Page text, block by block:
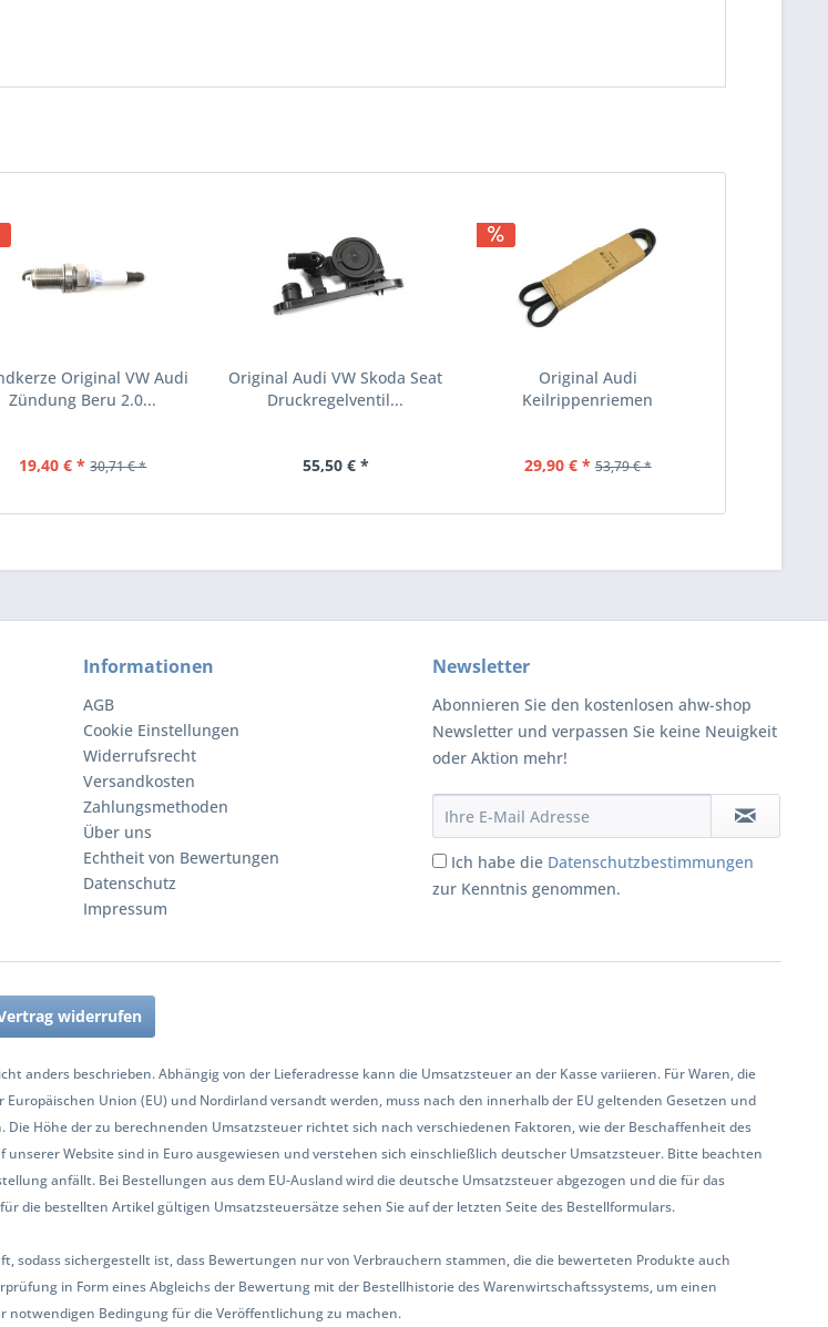
Original VW Audi
Zündung Beru 2.0...
19,40 € * 30,71 € *
Original Audi VW Skoda Seat
Druckregelventil...
55,50 € *
Original Audi
Keilrippenriemen
29,90 € * 53,79 € *
Informationen
AGB
Cookie Einstellungen
Widerrufsrecht
Versandkosten
Zahlungsmethoden
Über uns
Echtheit von Bewertungen
Datenschutz
Impressum
Newsletter
Abonnieren Sie den kostenlosen ahw-shop
Newsletter und verpassen Sie keine Neuigkeit
oder Aktion mehr!
Ich habe die Datenschutzbestimmungen
zur Kenntnis genommen.
widerrufen
anders beschrieben. Abhängig von der Lieferadresse kann die Umsatzsteuer an der Kasse variieren. Für Waren, die
Union (EU) und Nordirland versandt werden, muss nach den innerhalb der EU geltenden Gesetzen und
Höhe der zu berechnenden Umsatzsteuer richtet sich nach verschiedenen Faktoren, wie der Beschaffenheit des
Website sind in Euro ausgewiesen und verstehen sich einschließlich deutscher Umsatzsteuer. Bitte beachten
anfällt. Bei Bestellungen aus dem EU-Ausland wird die deutsche Umsatzsteuer abgezogen und die für das
die bestellten Artikel gültigen Umsatzsteuersätze sehen Sie auf der letzten Seite des Bestellformulars.
sichergestellt ist, dass Bewertungen nur von Verbrauchern stammen, die die bewerteten Produkte auch
in Form eines Abgleichs der Bewertung mit der Bestellhistorie des Warenwirtschaftssystems, um einen
notwendigen Bedingung für die Veröffentlichung zu machen.